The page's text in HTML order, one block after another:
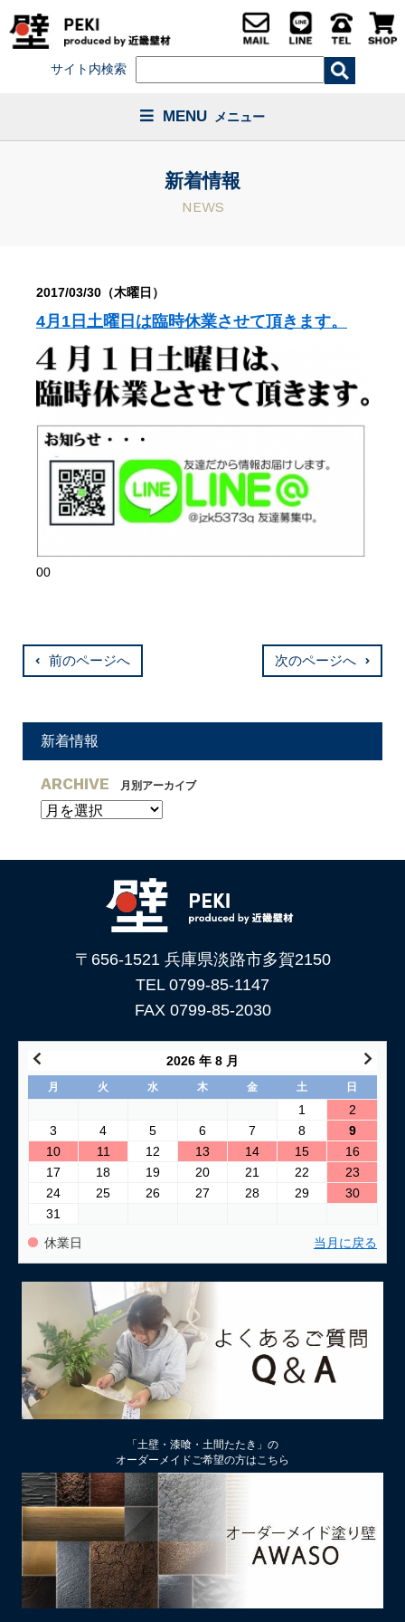
サイト内検索
MENU メニュー
新着情報
NEWS
2017/03/30（木曜日）
4月1日土曜日は臨時休業させて頂きます。
00
前のページへ 次のページへ
新着情報
ARCHIVE 月別アーカイブ
〒656-1521 兵庫県淡路市多賀2150
TEL 0799-85-1147
FAX 0799-85-2030
2026 年 8 月
月 火 水 木 金 土 日
1
2
3
4 5 6 7 8
9
10
11 12 13 14 15
16
17
18 19 20 21 22
23
24
25 26 27 28 29
30
31
休業日 当月に戻る
「土壁・漆喰・土間たたき」の
オーダーメイドご希望の方はこちら